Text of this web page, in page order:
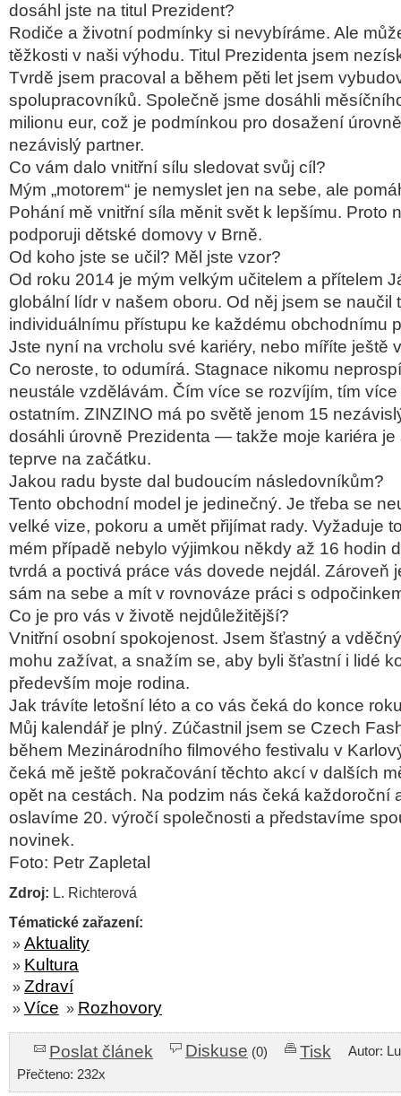
dosáhl jste na titul Prezident?
Rodiče a životní podmínky si nevybíráme. Ale
těžkosti v naši výhodu. Titul Prezidenta jsem
Tvrdě jsem pracoval a během pěti let jsem
spolupracovníků. Společně jsme dosáhli
milionu eur, což je podmínkou pro dosažení
nezávislý partner.
Co vám dalo vnitřní sílu sledovat svůj cíl?
Mým „motorem“ je nemyslet jen na sebe, ale
Pohání mě vnitřní síla měnit svět k lepšímu. Proto
podporuji dětské domovy v Brně.
Od koho jste se učil? Měl jste vzor?
Od roku 2014 je mým velkým učitelem a přítelem
globální lídr v našem oboru. Od něj jsem se naučil
individuálnímu přístupu ke každému obchodnímu
Jste nyní na vrcholu své kariéry, nebo míříte ještě
Co neroste, to odumírá. Stagnace nikomu
neustále vzdělávám. Čím více se rozvíjím, tím
ostatním. ZINZINO má po světě jenom 15
dosáhli úrovně Prezidenta — takže moje kariéra
teprve na začátku.
Jakou radu byste dal budoucím následovníkům?
Tento obchodní model je jedinečný. Je třeba se
velké vize, pokoru a umět přijímat rady. Vyžaduje
mém případě nebylo výjimkou někdy až 16 hodin
tvrdá a poctivá práce vás dovede nejdál. Zároveň
sám na sebe a mít v rovnováze práci s
Co je pro vás v životě nejdůležitější?
Vnitřní osobní spokojenost. Jsem šťastný a
mohu zažívat, a snažím se, aby byli šťastní i lidé
především moje rodina.
Jak trávíte letošní léto a co vás čeká do konce
Můj kalendář je plný. Zúčastnil jsem se Czech
během Mezinárodního filmového festivalu v
čeká mě ještě pokračování těchto akcí v dalších
opět na cestách. Na podzim nás čeká každoroční
oslavíme 20. výročí společnosti a představíme
novinek.
Foto: Petr Zapletal
Zdroj: L. Richterová
Tématické zařazení:
» Aktuality
» Kultura
» Zdraví
» Více » Rozhovory
Poslat článek Diskuse (0) Tisk
Autor:
Přečteno: 232x